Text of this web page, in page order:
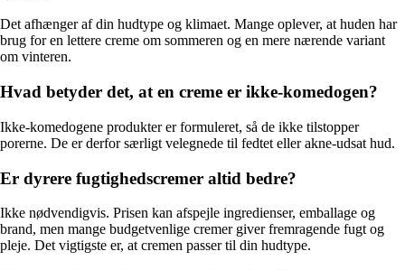
Det afhænger af din hudtype og klimaet. Mange oplever, at huden har
brug for en lettere creme om sommeren og en mere nærende variant
om vinteren.
Hvad betyder det, at en creme er ikke-komedogen?
Ikke-komedogene produkter er formuleret, så de ikke tilstopper
porerne. De er derfor særligt velegnede til fedtet eller akne-udsat hud.
Er dyrere fugtighedscremer altid bedre?
Ikke nødvendigvis. Prisen kan afspejle ingredienser, emballage og
brand, men mange budgetvenlige cremer giver fremragende fugt og
pleje. Det vigtigste er, at cremen passer til din hudtype.